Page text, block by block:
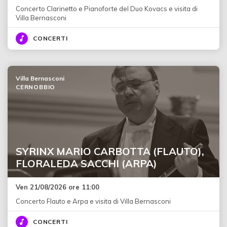
Concerto Clarinetto e Pianoforte del Duo Kovacs e visita di
Villa Bernasconi
CONCERTI
SYRINX MARIO CARBOTTA (FLAUTO),
FLORALEDA SACCHI (ARPA)
Villa Bernasconi
CERNOBBIO
Ven 21/08/2026 ore 11:00
Concerto Flauto e Arpa e visita di Villa Bernasconi
CONCERTI